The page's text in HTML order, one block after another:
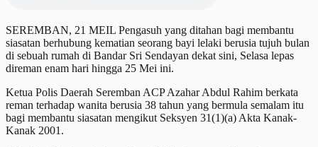
SEREMBAN, 21 MEIL Pengasuh yang ditahan bagi membantu
siasatan berhubung kematian seorang bayi lelaki berusia tujuh bulan
di sebuah rumah di Bandar Sri Sendayan dekat sini, Selasa lepas
direman enam hari hingga 25 Mei ini.
Ketua Polis Daerah Seremban ACP Azahar Abdul Rahim berkata
reman terhadap wanita berusia 38 tahun yang bermula semalam itu
bagi membantu siasatan mengikut Seksyen 31(1)(a) Akta Kanak-
Kanak 2001.